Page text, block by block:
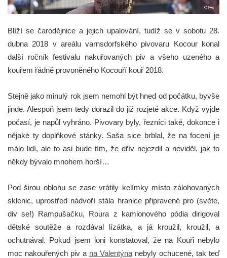
Blíží se čarodějnice a jejich upalování, tudíž se v sobotu 28.
dubna 2018 v areálu varnsdorfského pivovaru Kocour konal
další ročník festivalu nakuřovaných piv a všeho uzeného a
kouřem řádně provoněného Kocouří kouř 2018.
Stejně jako minulý rok jsem nemohl být hned od počátku, byvše
jinde. Alespoň jsem tedy dorazil do již rozjeté akce. Když vyjde
počasí, je napůl vyhráno. Pivovary byly, řezníci také, dokonce i
nějaké ty doplňkové stánky. Saša sice brblal, že na focení je
málo lidí, ale to asi bude tím, že dřív nejezdil a neviděl, jak to
někdy bývalo mnohem horší…
Pod širou oblohu se zase vrátily kelímky místo zálohovaných
sklenic, uprostřed nádvoří stála hranice připravené pro (světe,
div se!) Rampušačku, Roura z kamionového pódia dirigoval
dětské soutěže a rozdával lízátka, a já kroužil, kroužil, a
ochutnával. Pokud jsem loni konstatoval, že na Kouři nebylo
moc nakouřených piv a na Valentýna nebyly ochucené, tak teď